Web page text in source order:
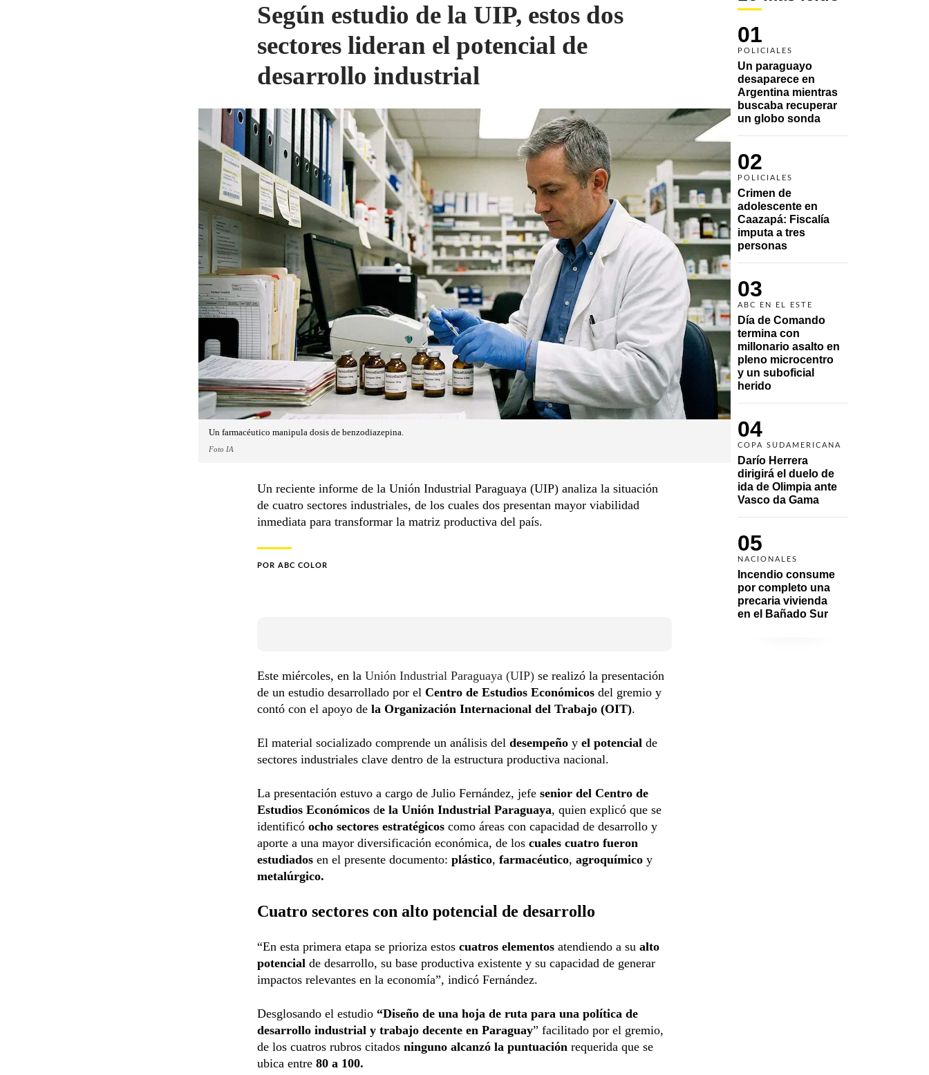
01
POLICIALES
Un paraguayo
desaparece en
Argentina mientras
buscaba recuperar
un globo sonda
02
POLICIALES
Crimen de
adolescente en
Caazapá: Fiscalía
imputa a tres
personas
03
ABC EN EL ESTE
Día de Comando
termina con
millonario asalto en
pleno microcentro
y un suboficial
herido
04
COPA SUDAMERICANA
Darío Herrera
dirigirá el duelo de
ida de Olimpia ante
Vasco da Gama
05
NACIONALES
Incendio consume
por completo una
precaria vivienda
en el Bañado Sur
Según estudio de la UIP, estos dos
sectores lideran el potencial de
desarrollo industrial
Un farmacéutico manipula dosis de benzodiazepina.
Foto IA
Un reciente informe de la Unión Industrial Paraguaya (UIP) analiza la situación
de cuatro sectores industriales, de los cuales dos presentan mayor viabilidad
inmediata para transformar la matriz productiva del país.
POR ABC COLOR
Este miércoles, en la Unión Industrial Paraguaya (UIP) se realizó la presentación
de un estudio desarrollado por el Centro de Estudios Económicos del gremio y
contó con el apoyo de la Organización Internacional del Trabajo (OIT).
El material socializado comprende un análisis del desempeño y el potencial de
sectores industriales clave dentro de la estructura productiva nacional.
La presentación estuvo a cargo de Julio Fernández, jefe senior del Centro de
Estudios Económicos de la Unión Industrial Paraguaya, quien explicó que se
identificó ocho sectores estratégicos como áreas con capacidad de desarrollo y
aporte a una mayor diversificación económica, de los cuales cuatro fueron
estudiados en el presente documento: plástico, farmacéutico, agroquímico y
metalúrgico.
Cuatro sectores con alto potencial de desarrollo
“En esta primera etapa se prioriza estos cuatros elementos atendiendo a su alto
potencial de desarrollo, su base productiva existente y su capacidad de generar
impactos relevantes en la economía”, indicó Fernández.
Desglosando el estudio “Diseño de una hoja de ruta para una política de
desarrollo industrial y trabajo decente en Paraguay” facilitado por el gremio,
de los cuatros rubros citados ninguno alcanzó la puntuación requerida que se
ubica entre 80 a 100.